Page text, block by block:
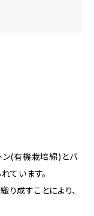
ン(有機栽培綿)とバ
ています。
成すことにより、